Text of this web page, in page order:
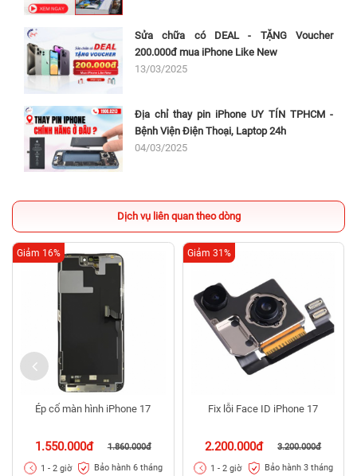
Sửa chữa có DEAL - TẶNG Voucher
200.000đ mua iPhone Like New
13/03/2025
Địa chỉ thay pin iPhone UY TÍN TPHCM -
Bệnh Viện Điện Thoại, Laptop 24h
04/03/2025
Dịch vụ liên quan theo dòng
Ép cổ màn hình iPhone 17
1.550.000đ 1.860.000đ
Giảm 16%
1 - 2 giờ Bảo hành 6 tháng
Fix lỗi Face ID iPhone 17
2.200.000đ 3.200.000đ
Giảm 31%
1 - 2 giờ Bảo hành 3 tháng